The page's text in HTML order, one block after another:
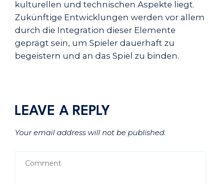
kulturellen und technischen Aspekte liegt.
Zukünftige Entwicklungen werden vor allem
durch die Integration dieser Elemente
geprägt sein, um Spieler dauerhaft zu
begeistern und an das Spiel zu binden.
LEAVE A REPLY
Your email address will not be published.